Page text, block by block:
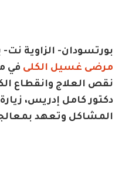
بورتسودان- الزاوية
مرضى غسيل الكلى في
نقص العلاج وانقطاع
دكتور كامل إدريس،
المشاكل وتعهد